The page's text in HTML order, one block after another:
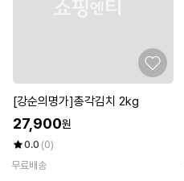
[강순의명가]총각김치 2kg
27,900원
0.0 (0)
무료배송